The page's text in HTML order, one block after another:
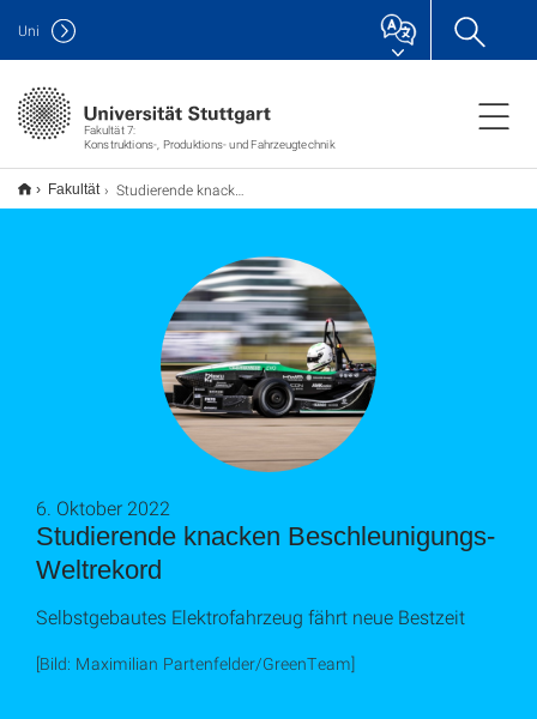
Fakultät 7:
Konstruktions-, Produktions- und Fahrzeugtechnik
Uni
Fakultät Studierende knacken Beschleunigungs-Weltrekord
Studierende knacken Beschleunigungs-
Weltrekord
6. Oktober 2022
Selbstgebautes Elektrofahrzeug fährt neue Bestzeit
[Bild: Maximilian Partenfelder/GreenTeam]